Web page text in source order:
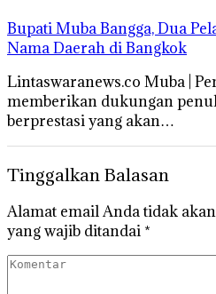
Bupati Muba Bangga, Dua
Nama Daerah di Bangkok
Lintaswaranews.co Muba |
memberikan dukungan
berprestasi yang akan…
Tinggalkan Balasan
Alamat email Anda tidak
yang wajib ditandai *